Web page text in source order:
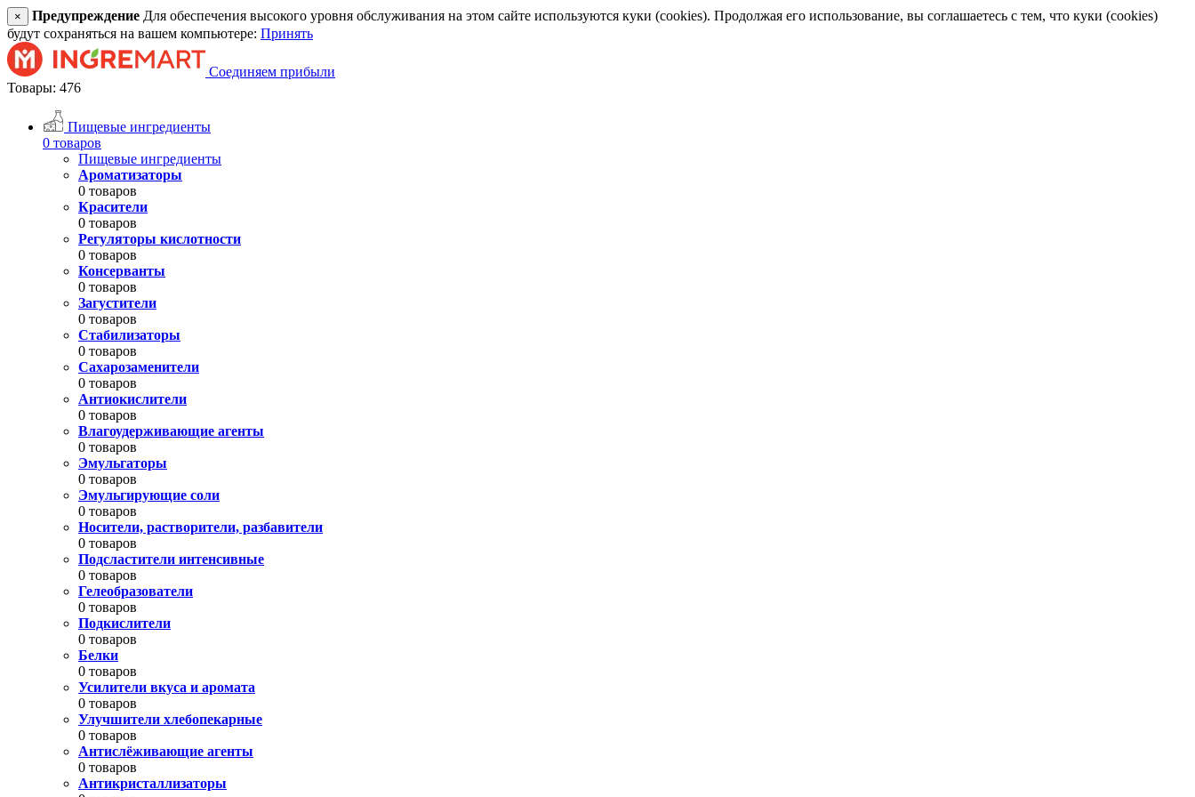
× Предупреждение Для обеспечения высокого уровня обслуживания на этом сайте используются куки (cookies). Продолжая его использование, вы соглашаетесь с тем, что куки (cookies)
будут сохраняться на вашем компьютере: Принять
Соединяем прибыли
Товары: 476
Пищевые ингредиенты
0 товаров
Пищевые ингредиенты
Ароматизаторы
0 товаров
Красители
0 товаров
Регуляторы кислотности
0 товаров
Консерванты
0 товаров
Загустители
0 товаров
Стабилизаторы
0 товаров
Сахарозаменители
0 товаров
Антиокислители
0 товаров
Влагоудерживающие агенты
0 товаров
Эмульгаторы
0 товаров
Эмульгирующие соли
0 товаров
Носители, растворители, разбавители
0 товаров
Подсластители интенсивные
0 товаров
Гелеобразователи
0 товаров
Подкислители
0 товаров
Белки
0 товаров
Усилители вкуса и аромата
0 товаров
Улучшители хлебопекарные
0 товаров
Антислёживающие агенты
0 товаров
Антикристаллизаторы